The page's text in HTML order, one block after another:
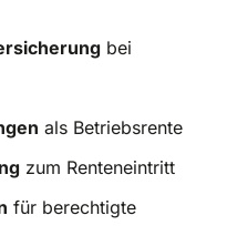
bei
als Betriebsrente
zum Renteneintritt
für berechtigte